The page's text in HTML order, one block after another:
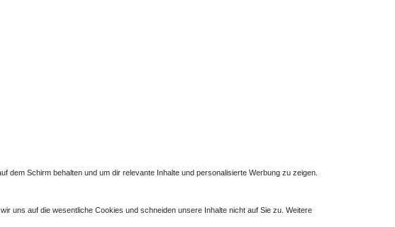
Schirm behalten und um dir relevante Inhalte und personalisierte Werbung zu zeigen.
wir uns auf die wesentliche Cookies und schneiden unsere Inhalte nicht auf Sie zu. Weitere